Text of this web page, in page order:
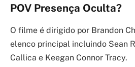
POV Presença Oculta?
O filme é dirigido por Brandon
elenco principal incluindo Sean
Callica e Keegan Connor Tracy.